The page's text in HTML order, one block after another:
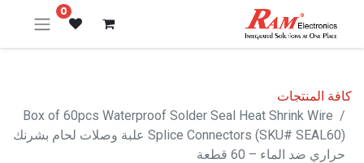
0
كافة المنتجات
Box of 60pcs Waterproof Solder Seal Heat Shrink Wire
Splice Connectors (SKU# SEAL60) علبة وصلات لحام بشرنك
حراري ضد الماء – 60 قطعة